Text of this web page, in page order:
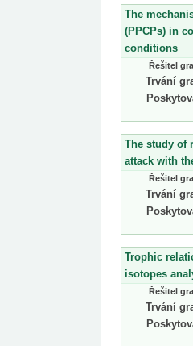
The
(PPCPs) in
conditions
Řešitel
Trvání
The study of
attack with
Řešitel
Trvání
Trophic
isotopes
Řešitel
Trvání